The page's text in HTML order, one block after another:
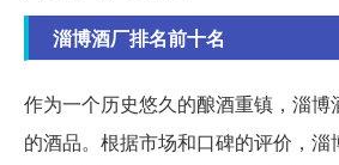
淄博酒厂排名前十名
作为一个历史悠久的酿酒重镇，淄博
的酒品。根据市场和口碑的评价，淄